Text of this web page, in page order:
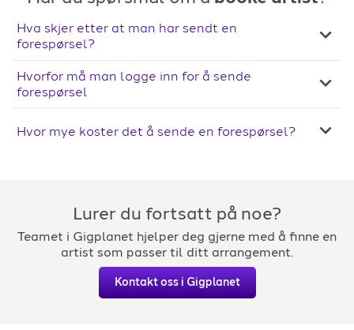
Hva skjer etter at man har sendt en
forespørsel?
Hvorfor må man logge inn for å sende
forespørsel
Hvor mye koster det å sende en forespørsel?
Lurer du fortsatt på noe?
Teamet i Gigplanet hjelper deg gjerne med å finne en
artist som passer til ditt arrangement.
Kontakt oss i Gigplanet